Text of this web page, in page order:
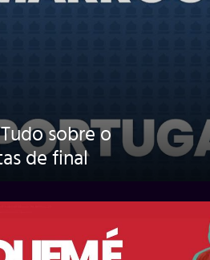
sobre o
de final